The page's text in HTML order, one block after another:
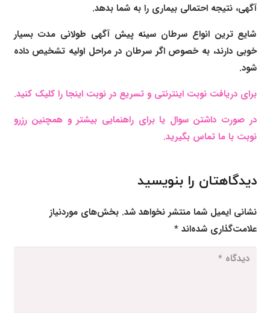
آگهی، نتیجه احتمالی بیماری را به شما بدهد.
شایع ترین انواع سرطان سینه پیش آگهی طولانی مدت بسیار
خوبی دارند، به خصوص اگر سرطان در مراحل اولیه تشخیص داده
شود.
برای دریافت نوبت اینترنتی و تسریع در نوبت اینجا را کلیک کنید.
در صورت داشتن سوال یا برای راهنمایی بیشتر و همچنین رزرو
نوبت با ما تماس بگیرید.
دیدگاهتان را بنویسید
نشانی ایمیل شما منتشر نخواهد شد. بخش‌های موردنیاز
علامت‌گذاری شده‌اند*